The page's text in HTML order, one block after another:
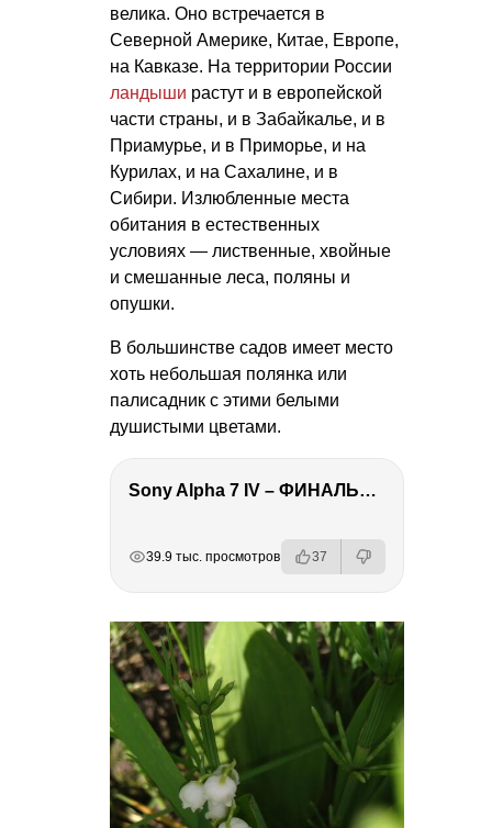
велика. Оно встречается в
Северной Америке, Китае, Европе,
на Кавказе. На территории России
ландыши растут и в европейской
части страны, и в Забайкалье, и в
Приамурье, и в Приморье, и на
Курилах, и на Сахалине, и в
Сибири. Излюбленные места
обитания в естественных
условиях — лиственные, хвойные
и смешанные леса, поляны и
опушки.
В большинстве садов имеет место
хоть небольшая полянка или
палисадник с этими белыми
душистыми цветами.
Sony Alpha 7 IV – ФИНАЛЬНЫЙ ОБЗОР
39.9 тыс. просмотров 37